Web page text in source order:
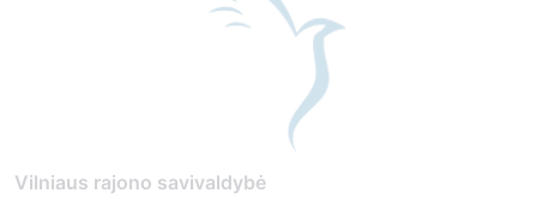
Vilniaus rajono savivaldybė